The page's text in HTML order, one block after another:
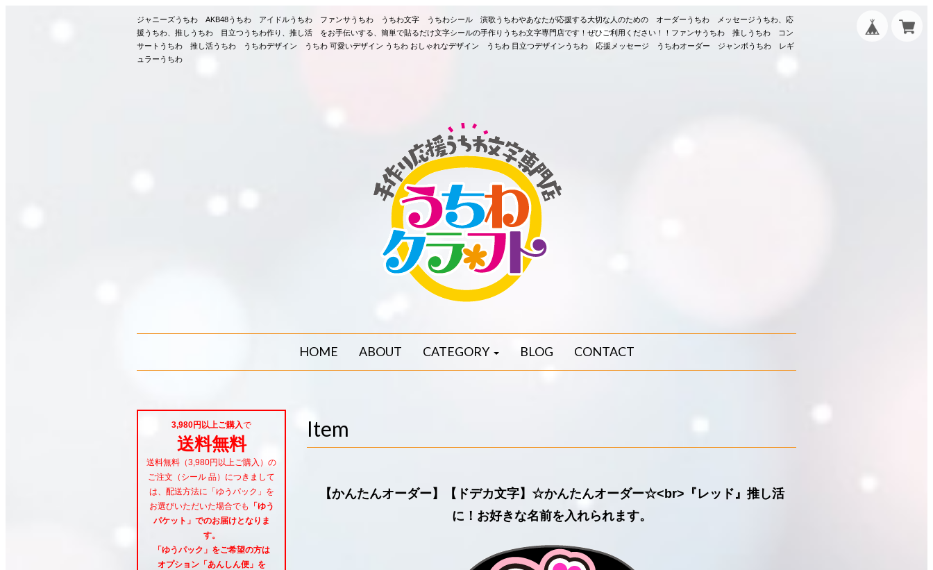
ジャニーズうちわ AKB48うちわ アイドルうちわ ファンサうちわ うちわ文字 うちわシール 演歌うちわやあなたが応援する大切な人のための オーダーうちわ メッセージうちわ、応
援うちわ、推しうちわ 目立つうちわ作り、推し活 をお手伝いする、簡単で貼るだけ文字シールの手作りうちわ文字専門店です！ぜひご利用ください！！ファンサうちわ 推しうちわ コン
サートうちわ 推し活うちわ うちわデザイン うちわ 可愛いデザイン うちわ おしゃれなデザイン うちわ 目立つデザインうちわ 応援メッセージ うちわオーダー ジャンボうちわ レギ
ュラーうちわ
HOME ABOUT CATEGORY BLOG CONTACT
Item
【かんたんオーダー】【ドデカ文字】☆かんたんオーダー☆<br>『レッド』推し活
に！お好きな名前を入れられます。
3,980円以上ご購入で
送料無料
送料無料（3,980円以上ご購入）の
ご注文（シール 品）につきまして
は、配送方法に「ゆうパック」を
お選びいただいた場合でも
「ゆう
パケット」でのお届けとなりま
す。
「ゆうパック」をご希望の方は
オプション「あんしん便」 を